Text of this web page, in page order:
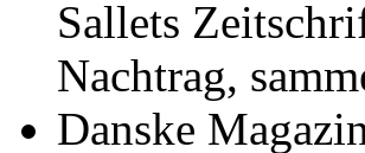
Sallets
Nachtrag,
Danske